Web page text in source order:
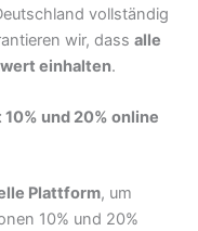
vollständig
wir, dass alle
einhalten.
10% und 20% online
Plattform, um
10% und 20%